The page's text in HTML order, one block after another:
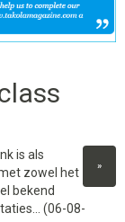
»
is als
zowel het
bekend
(06-08-